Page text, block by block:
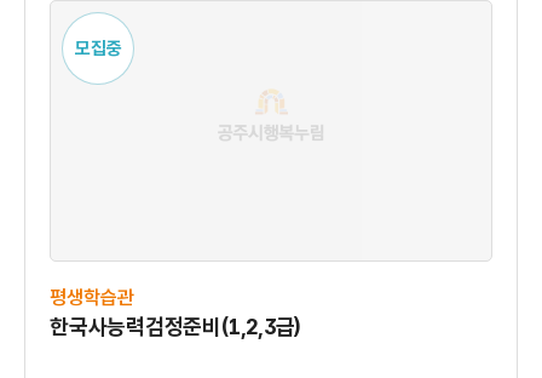
모집중
평생학습관
한국사능력검정준비(1,2,3급)